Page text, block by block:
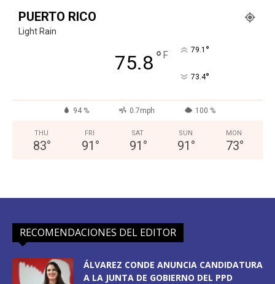
PUERTO RICO
Light Rain
75.8° F 79.1 °
73.4°
94 % 0.7mph 100 %
THU
83°
FRI
91 °
SAT
91 °
SUN
91 °
MON
73°
RECOMENDACIONES DEL EDITOR
ÁLVAREZ CONDE ANUNCIA CANDIDATURA
A LA JUNTA DE GOBIERNO DEL PPD